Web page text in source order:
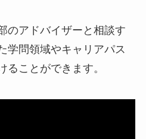
のアドバイザーと相談す
学問領域やキャリアパス
ることができます。